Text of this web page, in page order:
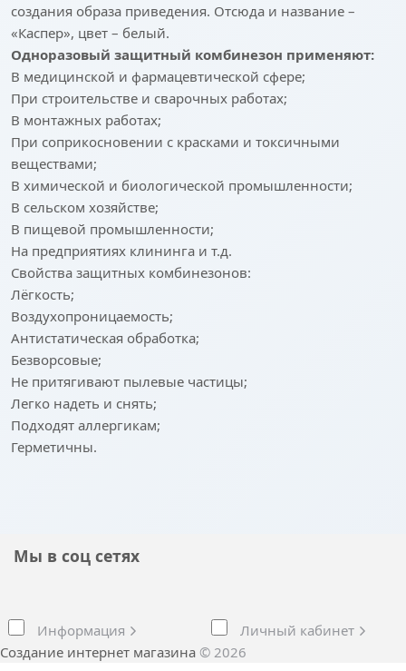
создания образа приведения. Отсюда и название –
«Каспер», цвет – белый.
Одноразовый защитный комбинезон применяют:
В медицинской и фармацевтической сфере;
При строительстве и сварочных работах;
В монтажных работах;
При соприкосновении с красками и токсичными
веществами;
В химической и биологической промышленности;
В сельском хозяйстве;
В пищевой промышленности;
На предприятиях клининга и т.д.
Свойства защитных комбинезонов:
Лёгкость;
Воздухопроницаемость;
Антистатическая обработка;
Безворсовые;
Не притягивают пылевые частицы;
Легко надеть и снять;
Подходят аллергикам;
Герметичны.
Мы в соц сетях
Информация
Личный кабинет
Создание интернет магазина © 2026